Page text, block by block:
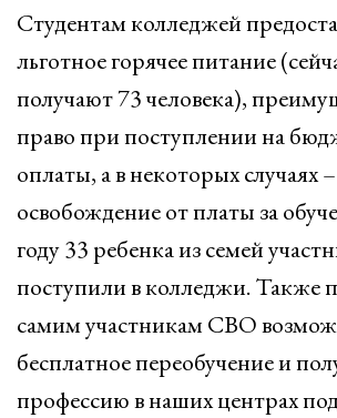
Студентам колледжей
льготное горячее питание
получают 73 человека),
право при поступлении на
оплаты, а в некоторых случаях
освобождение от платы за
году 33 ребенка из семей
поступили в колледжи. Также
самим участникам СВО
бесплатное переобучение и
профессию в наших центрах